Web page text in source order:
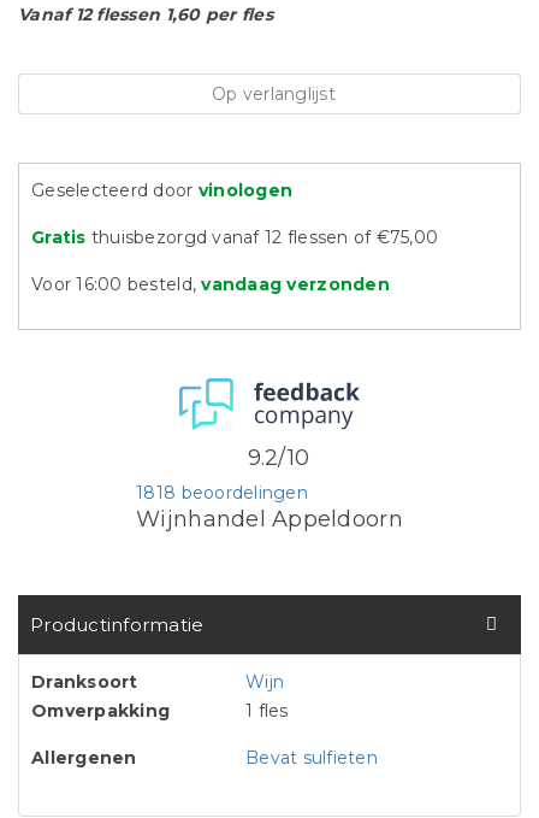
Vanaf 12 flessen 1,60 per fles
Op verlanglijst
Geselecteerd door vinologen
Gratis thuisbezorgd vanaf 12 flessen of €75,00
Voor 16:00 besteld,vandaag verzonden
Wijnhandel Appeldoorn
1818 beoordelingen
9.2/10
Productinformatie
Dranksoort
Wijn
Omverpakking
1 fles
Allergenen Bevat sulfieten